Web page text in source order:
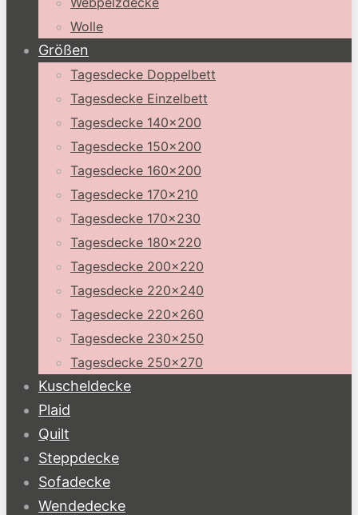
Wolle
Größen
Tagesdecke Doppelbett
Tagesdecke Einzelbett
Tagesdecke 140×200
Tagesdecke 150×200
Tagesdecke 160×200
Tagesdecke 170×210
Tagesdecke 170×230
Tagesdecke 180×220
Tagesdecke 200×220
Tagesdecke 220×240
Tagesdecke 220×260
Tagesdecke 230×250
Tagesdecke 250×270
Kuscheldecke
Plaid
Quilt
Steppdecke
Sofadecke
Wendedecke